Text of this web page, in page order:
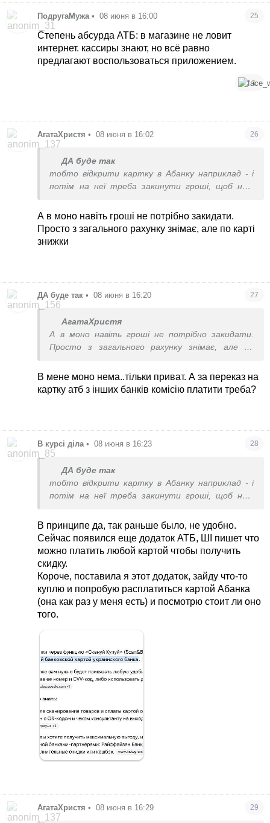
ПодругаМужа • 08 июня в 16:00 25
Степень абсурда АТБ: в магазине не ловит
интернет. кассиры знают, но всё равно
предлагают воспользоваться приложением.
1
АгатаХристя • 08 июня в 16:02 26
ДА буде так
тобто відкрити картку в Абанку наприклад - і
потім на неї треба закинути гроші, щоб нею
А в моно навіть гроші не потрібно закидати.
Просто з загального рахунку знімає, але по карті
знижки
ДА буде так • 08 июня в 16:20 27
АгатаХристя
А в моно навіть гроші не потрібно закидати.
Просто з загального рахунку знімає, але по
В мене моно нема..тільки приват. А за переказ на
картку атб з інших банків комісію платити треба?
В курсі діла • 08 июня в 16:23 28
ДА буде так
тобто відкрити картку в Абанку наприклад - і
потім на неї треба закинути гроші, щоб нею
В принципе да, так раньше было, не удобно.
Сейчас появился еще додаток АТБ, ШІ пишет что
можно платить любой картой чтобы получить
скидку.
Короче, поставила я этот додаток, зайду что-то
куплю и попробую расплатиться картой Абанка
(она как раз у меня есть) и посмотрю стоит ли оно
того.
АгатаХристя • 08 июня в 16:29 29